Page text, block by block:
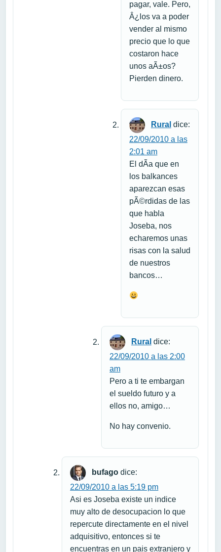
pagar, vale. Pero,
Â¿los va a poder
vender al mismo
precio que lo que
costaron hace
unos aÃ±os?
Pierden dinero.
Rural dice:
22/09/2010 a las
2:01 am
El dÃ­a que en
los balkances
aparezcan esas
pÃ©rdidas de las
que habla
Joseba, nos
echaremos unas
risas con la salud
de nuestros
bancos…
Rural dice:
22/09/2010 a las 2:00
am
Pero a ti te embargan
el sueldo futuro y a
ellos no, amigo…
No hay convenio.
bufago dice:
22/09/2010 a las 5:19 pm
Asi es Joseba existe un indice
muy alto de desocupacion lo que
repercute directamente en el nivel
adquisitivo, entonces si te
encuentras en un pais extranjero y